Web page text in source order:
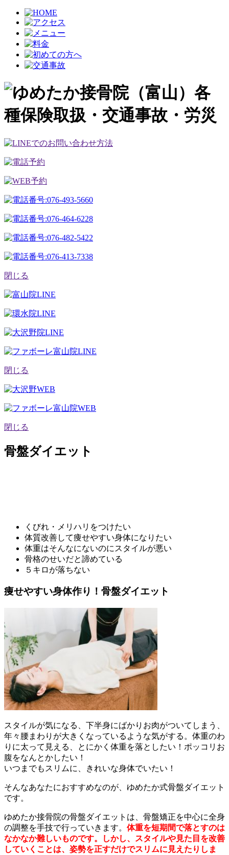
閉じる
閉じる
閉じる
骨盤ダイエット
くびれ・メリハリをつけたい
体質改善して痩せやすい身体になりたい
体重はそんなにないのにスタイルが悪い
骨格のせいだと諦めている
５キロが落ちない
痩せやすい身体作り！骨盤ダイエット
スタイルが気になる、下半身にばかりお肉がついてしまう、
年々腰まわりが大きくなっているような気がする。体重のわ
りに太って見える、とにかく体重を落としたい！ポッコリお
腹をなんとかしたい！
いつまでもスリムに、きれいな身体でいたい！
そんなあなたにおすすめなのが、ゆめたか式骨盤ダイエット
です。
ゆめたか接骨院の骨盤ダイエットは、骨盤矯正を中心に全身
の調整を手技で行っていきます。 体重を短期間で落とすのは
なかなか難しいものです。しかし、スタイルや見た目を改善
していくことは、姿勢を正すだけでスリムに見えたりしま